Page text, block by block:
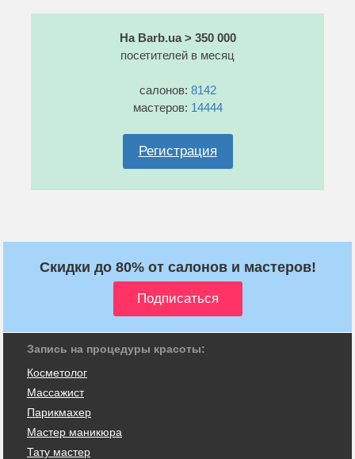
На Barb.ua > 350 000
посетителей в месяц
салонов: 8142
мастеров: 14444
Регистрация
Скидки до 80% от салонов и мастеров!
Запись на процедуры красоты:
Косметолог
Массажист
Парикмахер
Мастер маникюра
Тату мастер